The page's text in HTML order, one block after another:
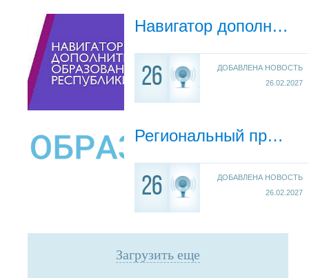
Навигатор дополнительного образования детей Республики Крым
26
ДОБАВЛЕНА НОВОСТЬ
26.02.2027
Региональный проект «Успех каждого ребёнка»
26
ДОБАВЛЕНА НОВОСТЬ
26.02.2027
Загрузить еще